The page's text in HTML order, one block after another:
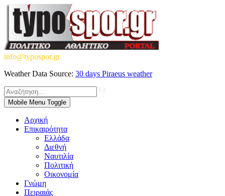
info@typospor.gr
Weather Data Source: 30 days Piraeus weather
Mobile Menu Toggle
Αρχική
Επικαιρότητα
Ελλάδα
Διεθνή
Ναυτιλία
Πολιτική
Οικονομία
Γνώμη
Πειραιάς